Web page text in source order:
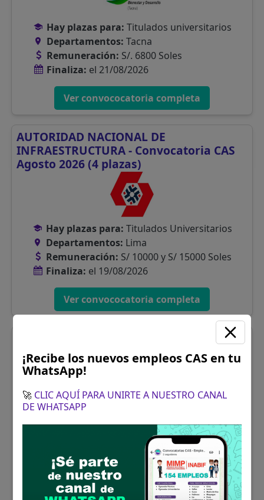
Hay plazas para: Titulados universitarios
Departamentos: Tacna
Remuneración: S/. 6800 Soles
Finaliza: el 21/08/2026
Ver convococatoria completa
AUTORIDAD NACIONAL DE
INFRAESTRUCTURA - Convocatoria CAS
Agosto 2026 (4 plazas)
Hay plazas para: Titulados Universitarios
Departamentos: Lima
Remuneración: S/ 10000 y S/ 15000 Soles
Finaliza: el 19/08/2026
Ver convococatoria completa
Convocatoria CAS Agosto 2026 (1 plazas)
S/. 2000 Soles
Finaliza:el 19/08/2026
Ver convococatoria completa
¡Recibe los nuevos empleos CAS en tu
WhatsApp!
🚀 CLIC AQUÍ PARA UNIRTE A NUESTRO CANAL
DE WHATSAPP